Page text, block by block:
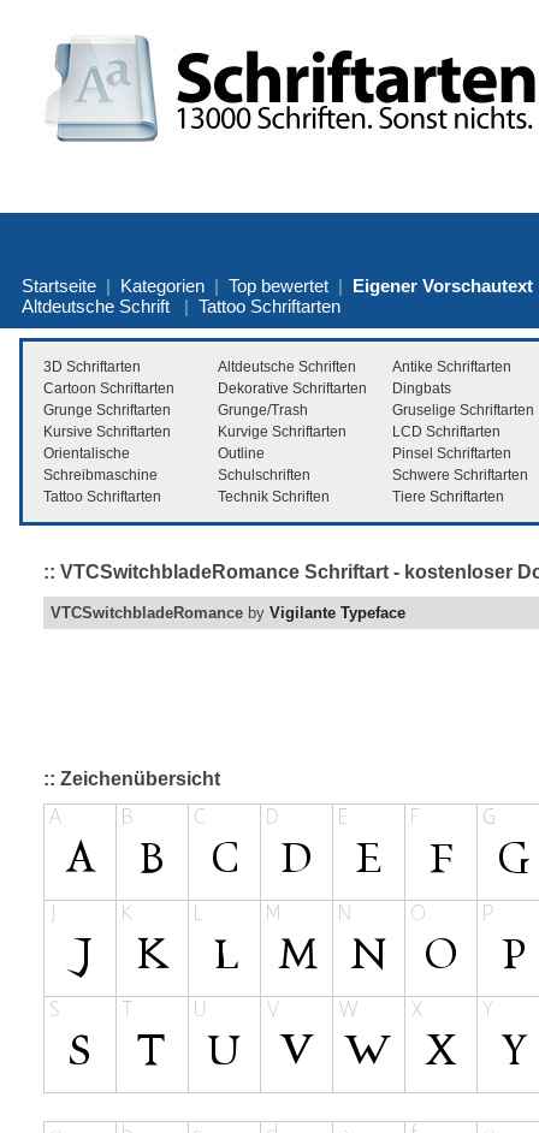
Startseite | Kategorien | Top bewertet | Eigener Vorschautext
Altdeutsche Schrift | Tattoo Schriftarten
3D Schriftarten Altdeutsche Schriften
Antike Schriftarten
Cartoon Schriftarten
Dekorative Schriftarten
Dingbats
Grunge Schriftarten
Grunge/Trash
Gruselige Schriftarten
Kursive Schriftarten
Kurvige Schriftarten
LCD Schriftarten
Orientalische
Outline
Pinsel Schriftarten
Schreibmaschine
Schulschriften
Schwere Schriftarten
Tattoo Schriftarten
Technik Schriften Tiere Schriftarten
:: VTCSwitchbladeRomance Schriftart - kostenloser
VTCSwitchbladeRomance by Vigilante Typeface
:: Zeichenübersicht